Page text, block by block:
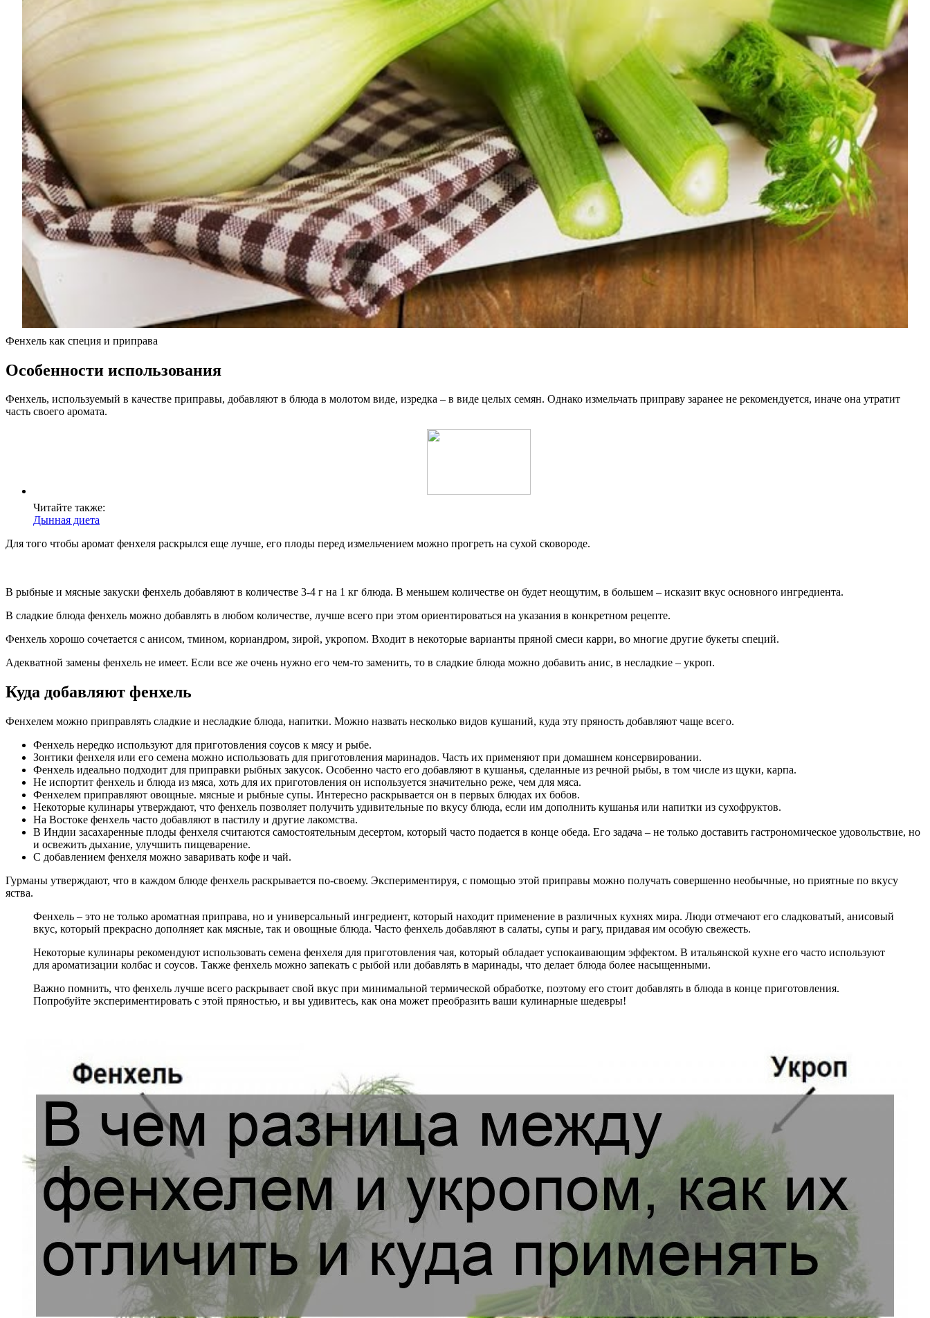
Фенхель как специя и приправа
Особенности использования
Фенхель, используемый в качестве приправы, добавляют в блюда в молотом виде, изредка – в виде целых семян. Однако измельчать приправу заранее не рекомендуется, иначе она утратит
часть своего аромата.
Читайте также:
Дынная диета
Для того чтобы аромат фенхеля раскрылся еще лучше, его плоды перед измельчением можно прогреть на сухой сковороде.
В рыбные и мясные закуски фенхель добавляют в количестве 3-4 г на 1 кг блюда. В меньшем количестве он будет неощутим, в большем – исказит вкус основного ингредиента.
В сладкие блюда фенхель можно добавлять в любом количестве, лучше всего при этом ориентироваться на указания в конкретном рецепте.
Фенхель хорошо сочетается с анисом, тмином, кориандром, зирой, укропом. Входит в некоторые варианты пряной смеси карри, во многие другие букеты специй.
Адекватной замены фенхель не имеет. Если все же очень нужно его чем-то заменить, то в сладкие блюда можно добавить анис, в несладкие – укроп.
Куда добавляют фенхель
Фенхелем можно приправлять сладкие и несладкие блюда, напитки. Можно назвать несколько видов кушаний, куда эту пряность добавляют чаще всего.
Фенхель нередко используют для приготовления соусов к мясу и рыбе.
Зонтики фенхеля или его семена можно использовать для приготовления маринадов. Часть их применяют при домашнем консервировании.
Фенхель идеально подходит для приправки рыбных закусок. Особенно часто его добавляют в кушанья, сделанные из речной рыбы, в том числе из щуки, карпа.
Не испортит фенхель и блюда из мяса, хоть для их приготовления он используется значительно реже, чем для мяса.
Фенхелем приправляют овощные. мясные и рыбные супы. Интересно раскрывается он в первых блюдах их бобов.
Некоторые кулинары утверждают, что фенхель позволяет получить удивительные по вкусу блюда, если им дополнить кушанья или напитки из сухофруктов.
На Востоке фенхель часто добавляют в пастилу и другие лакомства.
В Индии засахаренные плоды фенхеля считаются самостоятельным десертом, который часто подается в конце обеда. Его задача – не только доставить гастрономическое удовольствие, но
и освежить дыхание, улучшить пищеварение.
С добавлением фенхеля можно заваривать кофе и чай.
Гурманы утверждают, что в каждом блюде фенхель раскрывается по-своему. Экспериментируя, с помощью этой приправы можно получать совершенно необычные, но приятные по вкусу
яства.
Фенхель – это не только ароматная приправа, но и универсальный ингредиент, который находит применение в различных кухнях мира. Люди отмечают его сладковатый, анисовый
вкус, который прекрасно дополняет как мясные, так и овощные блюда. Часто фенхель добавляют в салаты, супы и рагу, придавая им особую свежесть.
Некоторые кулинары рекомендуют использовать семена фенхеля для приготовления чая, который обладает успокаивающим эффектом. В итальянской кухне его часто используют
для ароматизации колбас и соусов. Также фенхель можно запекать с рыбой или добавлять в маринады, что делает блюда более насыщенными.
Важно помнить, что фенхель лучше всего раскрывает свой вкус при минимальной термической обработке, поэтому его стоит добавлять в блюда в конце приготовления.
Попробуйте экспериментировать с этой пряностью, и вы удивитесь, как она может преобразить ваши кулинарные шедевры!